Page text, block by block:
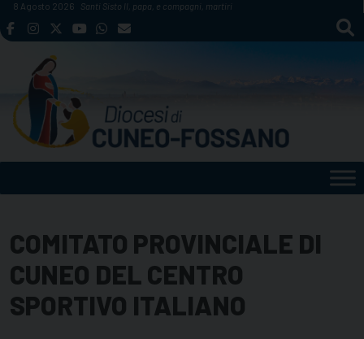
Skip
to
8 Agosto 2026 Santi Sisto II, papa, e compagni, martiri
COMITATO PROVINCIALE DI
CUNEO DEL CENTRO
SPORTIVO ITALIANO